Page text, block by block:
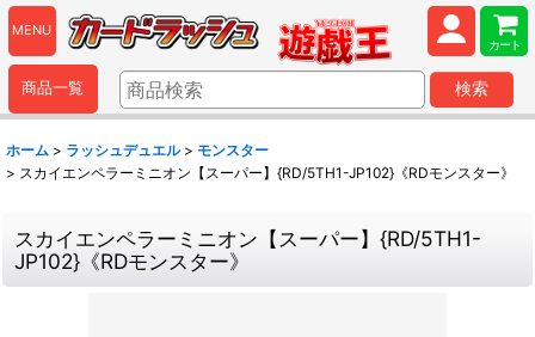
MENU
カート
商品一覧 検索
ホーム > ラッシュデュエル > モンスター
> スカイエンペラーミニオン【スーパー】{RD/5TH1-JP102}《RDモンスター》
スカイエンペラーミニオン【スーパー】{RD/5TH1-
JP102}《RDモンスター》